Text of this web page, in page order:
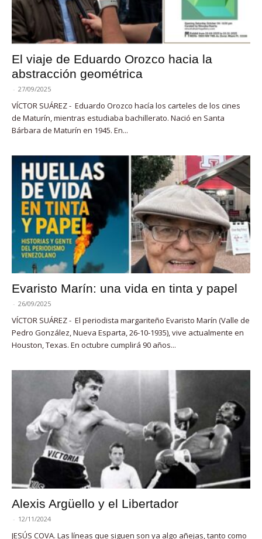
El viaje de Eduardo Orozco hacia la
abstracción geométrica
- 27/09/2025
VÍCTOR SUÁREZ - Eduardo Orozco hacía los carteles de los cines
de Maturín, mientras estudiaba bachillerato. Nació en Santa
Bárbara de Maturín en 1945. En...
Evaristo Marín: una vida en tinta y papel
- 26/09/2025
VÍCTOR SUÁREZ - El periodista margariteño Evaristo Marín (Valle de
Pedro González, Nueva Esparta, 26-10-1935), vive actualmente en
Houston, Texas. En octubre cumplirá 90 años...
Alexis Argüello y el Libertador
- 12/11/2024
JESÚS COVA. Las líneas que siguen son ya algo añejas, tanto como